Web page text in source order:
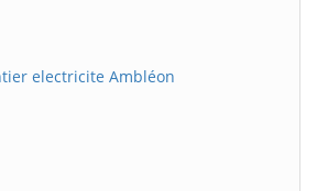
electricite Ambléon